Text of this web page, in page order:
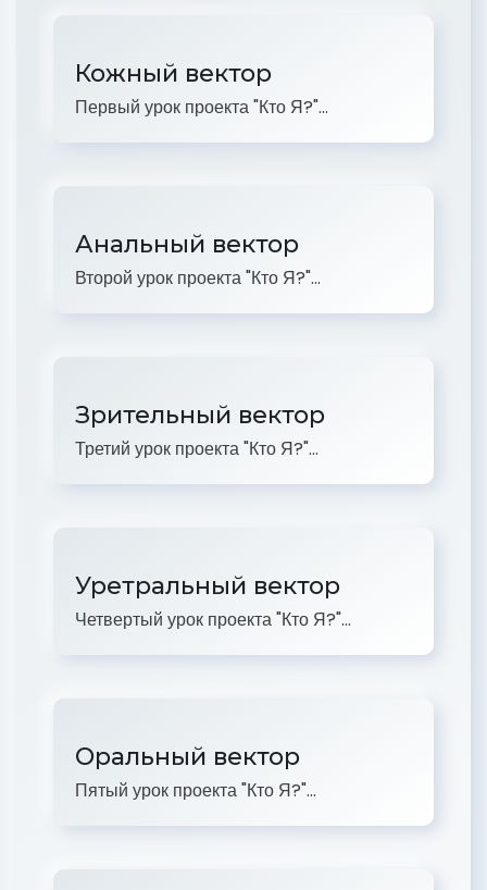
Кожный вектор
Первый урок проекта "Кто Я?"...
Анальный вектор
Второй урок проекта "Кто Я?"...
Зрительный вектор
Третий урок проекта "Кто Я?"...
Уретральный вектор
Четвертый урок проекта "Кто Я?"...
Оральный вектор
Пятый урок проекта "Кто Я?"...